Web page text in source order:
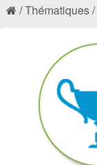
Thématiques